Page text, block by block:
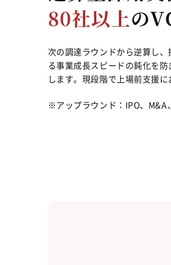
80社以上の
次の調達ラウンドから逆算し
る事業成長スピードの鈍化を
します。現段階で上場前支援
※アップラウンド：IPO、M&A